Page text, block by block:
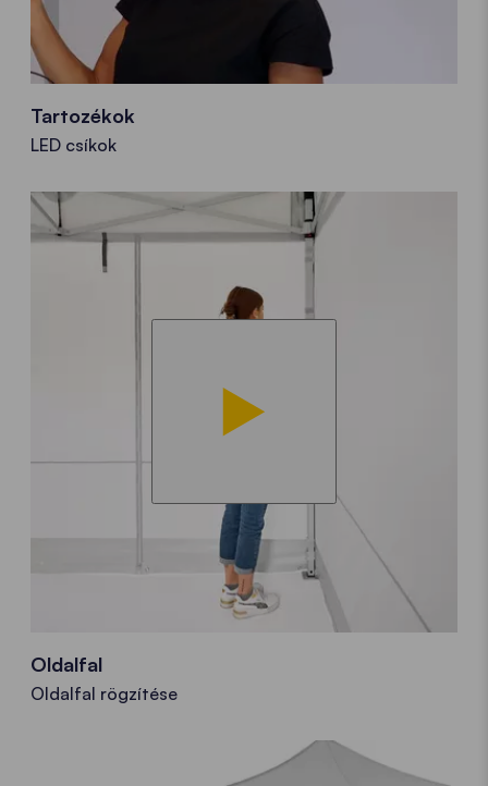
Tartozékok
LED csíkok
Oldalfal
Oldalfal rögzítése